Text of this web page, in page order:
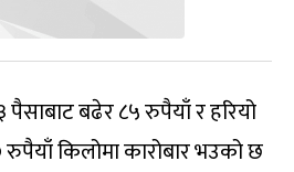
पैसाबाट बढेर ८५ रुपैयाँ र हरियो
किलोमा कारोबार भउको छ